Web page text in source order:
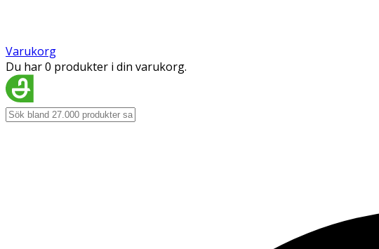
Varukorg
Du har 0 produkter i din varukorg.